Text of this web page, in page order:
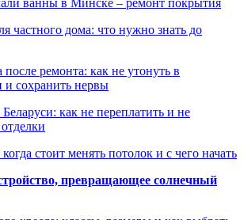
частного дома: что нужно знать до
после ремонта: как не утонуть в
и сохранить нервы
как не переплатить и не
стоит менять потолок и с чего начать
превращающее солнечный